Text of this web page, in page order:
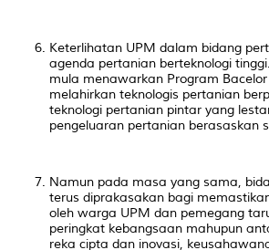
Keterlihatan UPM dalam bidang
agenda pertanian berteknologi
mula menawarkan Program
melahirkan teknologis pertanian
teknologi pertanian pintar yang
pengeluaran pertanian berasaskan
Namun pada masa yang sama,
terus diprakasakan bagi
oleh warga UPM dan pemegang
peringkat kebangsaan mahupun
reka cipta dan inovasi,